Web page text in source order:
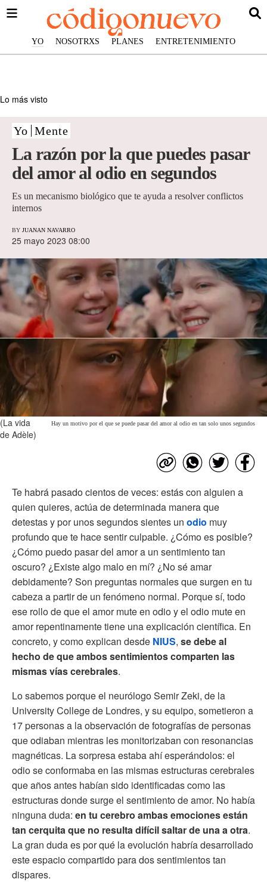
YO NOSOTRXS PLANES ENTRETENIMIENTO
Lo más visto
Yo Mente
La razón por la que puedes pasar
del amor al odio en segundos
Es un mecanismo biológico que te ayuda a resolver conflictos
internos
BY JUANAN NAVARRO
25 mayo 2023 08:00
Hay un motivo por el que se puede pasar del amor al odio en tan solo unos segundos
(La vida
de Adèle)
Te habrá pasado cientos de veces: estás con alguien a
quien quieres, actúa de determinada manera que
detestas y por unos segundos sientes un odio muy
profundo que te hace sentir culpable. ¿Cómo es posible?
¿Cómo puedo pasar del amor a un sentimiento tan
oscuro? ¿Existe algo malo en mí? ¿No sé amar
debidamente? Son preguntas normales que surgen en tu
cabeza a partir de un fenómeno normal. Porque sí, todo
ese rollo de que el amor mute en odio y el odio mute en
amor repentinamente tiene una explicación científica. En
concreto, y como explican desde NIUS, se debe al
hecho de que ambos sentimientos comparten las
mismas vías cerebrales.
Lo sabemos porque el neurólogo Semir Zeki, de la
University College de Londres, y su equipo, sometieron a
17 personas a la observación de fotografías de personas
que odiaban mientras les monitorizaban con resonancias
magnéticas. La sorpresa estaba ahí esperándolos: el
odio se conformaba en las mismas estructuras cerebrales
que años antes habían sido identificadas como las
estructuras donde surge el sentimiento de amor. No había
ninguna duda: en tu cerebro ambas emociones están
tan cerquita que no resulta difícil saltar de una a otra.
La gran duda es por qué la evolución habría desarrollado
este espacio compartido para dos sentimientos tan
dispares.